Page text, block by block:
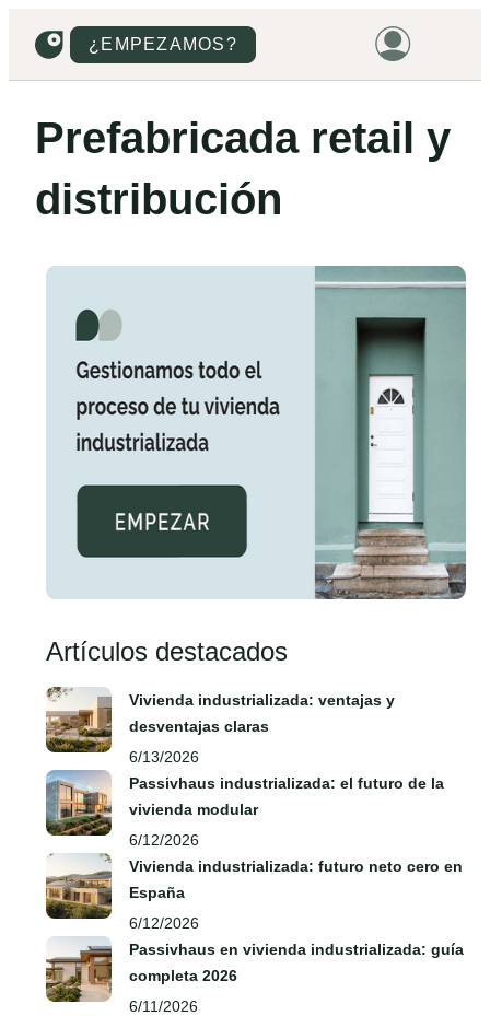
¿EMPEZAMOS?
VIVIENDAS
PROYECTOS
PRECIOS
Prefabricada retail y
distribución
Artículos destacados
Vivienda industrializada: ventajas y
desventajas claras
6/13/2026
Passivhaus industrializada: el futuro de la
vivienda modular
6/12/2026
Vivienda industrializada: futuro neto cero en
España
6/12/2026
Passivhaus en vivienda industrializada: guía
completa 2026
6/11/2026